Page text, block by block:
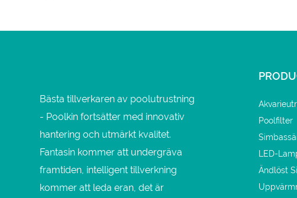
Bästa tillverkaren av poolutrustning
- Poolkin fortsätter med innovativ
hantering och utmärkt kvalitet.
Fantasin kommer att undergräva
framtiden, intelligent tillverkning
kommer att leda eran, det är
Poolfilter
LED-
Ändlöst